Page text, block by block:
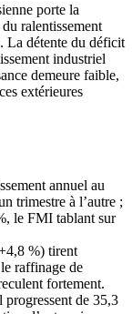
porte la
ralentissement
La détente du déficit
industriel
demeure faible,
extérieures
annuel au
trimestre à l’autre ;
le FMI tablant sur
%) tirent
raffinage de
fortement.
progressent de 35,3